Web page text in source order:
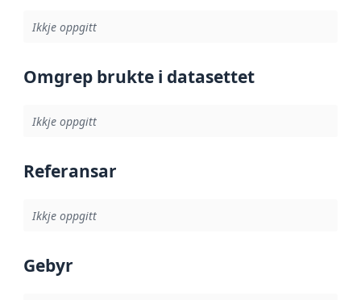
Ikkje oppgitt
Omgrep brukte i datasettet
Ikkje oppgitt
Referansar
Ikkje oppgitt
Gebyr